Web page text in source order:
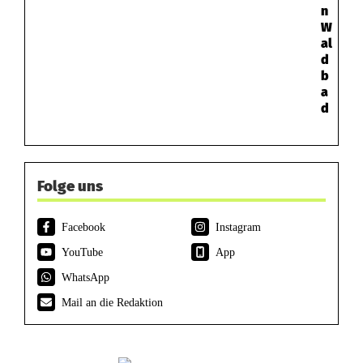
n
W
al
d
b
a
d
Folge uns
Facebook
Instagram
YouTube
App
WhatsApp
Mail an die Redaktion